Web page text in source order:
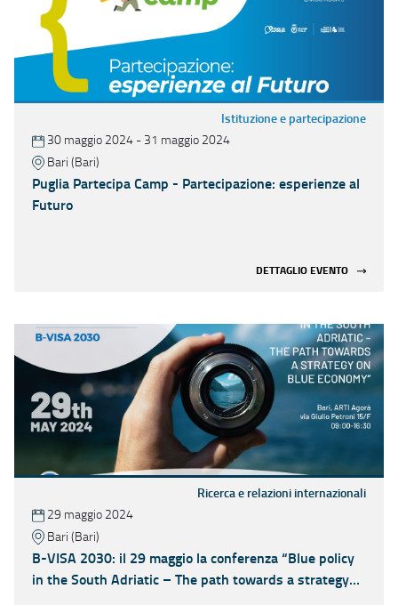
Istituzione e partecipazione
30 maggio 2024 - 31 maggio 2024
Bari (Bari)
Puglia Partecipa Camp - Partecipazione: esperienze al
Futuro
DETTAGLIO EVENTO
Ricerca e relazioni internazionali
29 maggio 2024
Bari (Bari)
B-VISA 2030: il 29 maggio la conferenza “Blue policy
in the South Adriatic – The path towards a strategy